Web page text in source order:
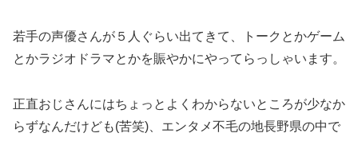
若手の声優さんが５人ぐらい出てきて、トークとかゲーム
とかラジオドラマとかを賑やかにやってらっしゃいます。
正直おじさんにはちょっとよくわからないところが少なか
らずなんだけども(苦笑)、エンタメ不毛の地長野県の中で